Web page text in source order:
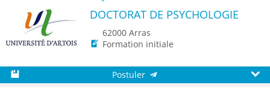
DOCTORAT DE PSYCHOLOGIE
62000 Arras
Formation initiale
Postuler